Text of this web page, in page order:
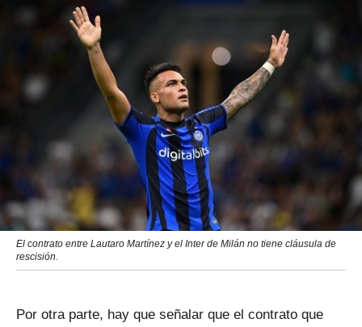
El contrato entre Lautaro Martínez y el Inter de Milán no tiene cláusula de
rescisión.
Por otra parte, hay que señalar que el contrato que